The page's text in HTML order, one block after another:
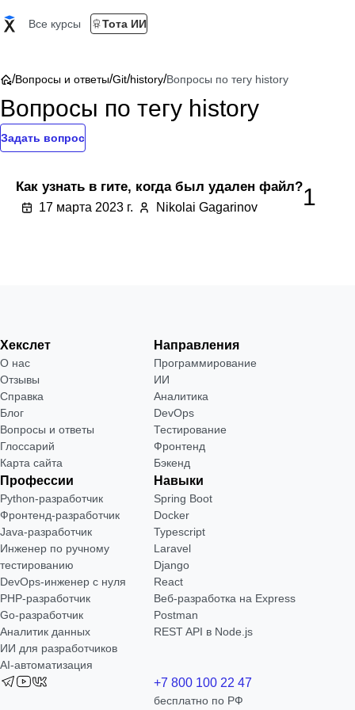
Все курсы Тота ИИ
/Вопросы и ответы/Git/history/Вопросы по тегу history
Вопросы по тегу history
Задать вопрос
Как узнать в гите, когда был удален файл?
17 марта 2023 г. Nikolai Gagarinov 1
Хекслет
О нас
Отзывы
Справка
Блог
Вопросы и ответы
Глоссарий
Карта сайта
Направления
Программирование
ИИ
Аналитика
DevOps
Тестирование
Фронтенд
Бэкенд
Профессии
Python-разработчик
Фронтенд-разработчик
Java-разработчик
Инженер по ручному
тестированию
DevOps-инженер с нуля
РНР-разработчик
Go-разработчик
Аналитик данных
ИИ для разработчиков
AI-автоматизация
Навыки
Spring Boot
Docker
Typescript
Laravel
Django
React
Веб-разработка на Express
Postman
REST API в Node.js
+7 800 100 22 47
бесплатно по РФ